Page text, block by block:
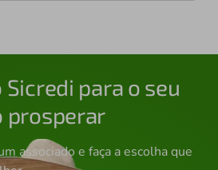
para o seu
prosperar
associado e faça a escolha que